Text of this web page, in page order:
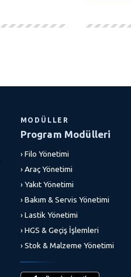
MODÜLLER
Program Modülleri
› Filo Yönetimi
› Araç Yönetimi
› Yakıt Yönetimi
› Bakım & Servis Yönetimi
› Lastik Yönetimi
› HGS & Geçiş İşlemleri
› Stok & Malzeme Yönetimi